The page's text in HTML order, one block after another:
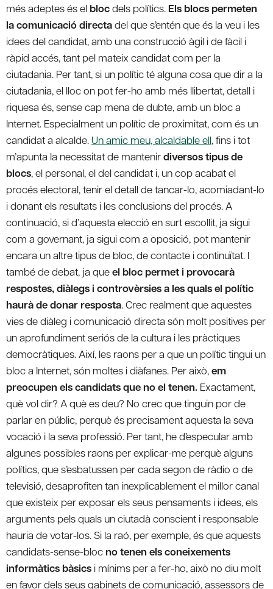
més adeptes és el blocdels polítics. Els blocs permeten
la comunicació directadel que s’entén que és la veu i les
idees del candidat, amb una construcció àgil i de fàcil i
ràpid accés, tant pel mateix candidat com per la
ciutadania. Per tant, si un polític té alguna cosa que dir a la
ciutadania, el lloc on pot fer-ho amb més llibertat, detall i
riquesa és, sense cap mena de dubte, amb un bloc a
Internet. Especialment un polític de proximitat, com és un
candidat a alcalde. Un amic meu, alcaldable ell, fins i tot
m’apunta la necessitat de mantenirdiversos tipus de
blocs, el personal, el del candidat i, un cop acabat el
procés electoral, tenir el detall de tancar-lo, acomiadant-lo
i donant els resultats i les conclusions del procés. A
continuació, si d’aquesta elecció en surt escollit, ja sigui
com a governant, ja sigui com a oposició, pot mantenir
encara un altre tipus de bloc, de contacte i continuïtat. I
també de debat, ja queel bloc permet i provocarà
respostes, diàlegs i controvèrsies a les quals el polític
haurà de donar resposta. Crec realment que aquestes
vies de diàleg i comunicació directa són molt positives per
un aprofundiment seriós de la cultura i les pràctiques
democràtiques. Així, les raons per a que un polític tingui un
bloc a Internet, són moltes i diàfanes. Per això,em
preocupen els candidats que no el tenen. Exactament,
què vol dir? A què es deu? No crec que tinguin por de
parlar en públic, perquè és precisament aquesta la seva
vocació i la seva professió. Per tant, he d’especular amb
algunes possibles raons per explicar-me perquè alguns
polítics, que s’esbatussen per cada segon de ràdio o de
televisió, desaprofiten tan inexplicablement el millor canal
que existeix per exposar els seus pensaments i idees, els
arguments pels quals un ciutadà conscient i responsable
hauria de votar-los. Si la raó, per exemple, és que aquests
candidats-sense-bloc no tenen els coneixements
informàtics bàsics i mínims per a fer-ho, això no diu molt
en favor dels seus gabinets de comunicació, assessors de